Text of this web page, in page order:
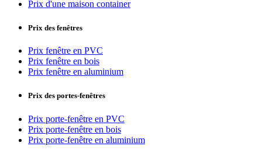
Prix d'une maison container
Prix des fenêtres
Prix fenêtre en PVC
Prix fenêtre en bois
Prix fenêtre en aluminium
Prix des portes-fenêtres
Prix porte-fenêtre en PVC
Prix porte-fenêtre en bois
Prix porte-fenêtre en aluminium